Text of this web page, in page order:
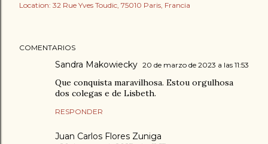
Location: 32 Rue Yves Toudic, 75010 Paris, Francia
COMENTARIOS
Sandra Makowiecky 20 de marzo de 2023 a las 11:53
Que conquista maravilhosa. Estou orgulhosa
dos colegas e de Lisbeth.
RESPONDER
Juan Carlos Flores Zuniga